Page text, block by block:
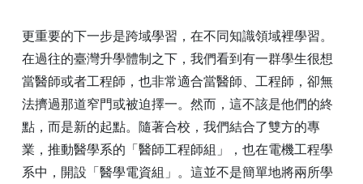
更重要的下一步是跨域學習，在不同知識領域裡學習。
在過往的臺灣升學體制之下，我們看到有一群學生很想
當醫師或者工程師，也非常適合當醫師、工程師，卻無
法擠過那道窄門或被迫擇一。然而，這不該是他們的終
點，而是新的起點。隨著合校，我們結合了雙方的專
業，推動醫學系的「醫師工程師組」，也在電機工程學
系中，開設「醫學電資組」。這並不是簡單地將兩所學